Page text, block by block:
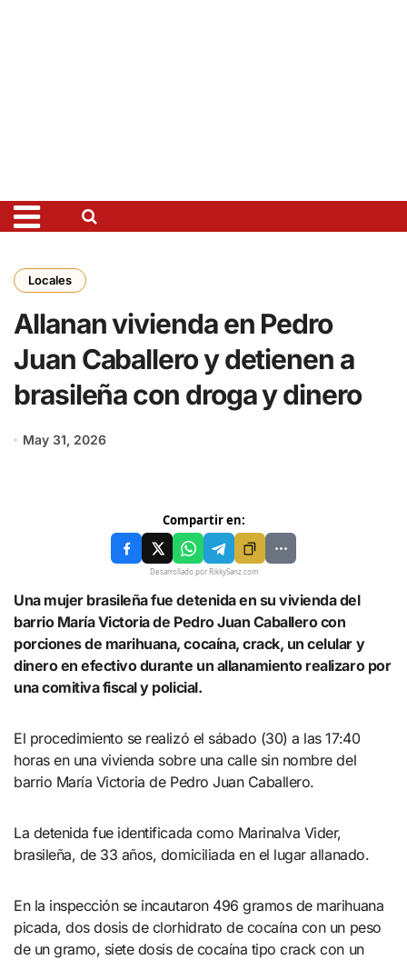
Locales
Allanan vivienda en Pedro
Juan Caballero y detienen a
brasileña con droga y dinero
May 31, 2026
Compartir en:
Desarrollado por RikkySanz.com
Una mujer brasileña fue detenida en su vivienda del
barrio María Victoria de Pedro Juan Caballero con
porciones de marihuana, cocaína, crack, un celular y
dinero en efectivo durante un allanamiento realizaro por
una comitiva fiscal y policial.
El procedimiento se realizó el sábado (30) a las 17:40
horas en una vivienda sobre una calle sin nombre del
barrio María Victoria de Pedro Juan Caballero.
La detenida fue identificada como Marinalva Vider,
brasileña, de 33 años, domiciliada en el lugar allanado.
En la inspección se incautaron 496 gramos de marihuana
picada, dos dosis de clorhidrato de cocaína con un peso
de un gramo, siete dosis de cocaína tipo crack con un